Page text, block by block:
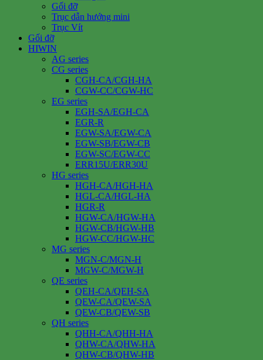
Gối đỡ
Trục dẫn hướng mini
Trục Vít
Gối đỡ
HIWIN
AG series
CG series
CGH-CA/CGH-HA
CGW-CC/CGW-HC
EG series
EGH-SA/EGH-CA
EGR-R
EGW-SA/EGW-CA
EGW-SB/EGW-CB
EGW-SC/EGW-CC
ERR15U/ERR30U
HG series
HGH-CA/HGH-HA
HGL-CA/HGL-HA
HGR-R
HGW-CA/HGW-HA
HGW-CB/HGW-HB
HGW-CC/HGW-HC
MG series
MGN-C/MGN-H
MGW-C/MGW-H
QE series
QEH-CA/QEH-SA
QEW-CA/QEW-SA
QEW-CB/QEW-SB
QH series
QHH-CA/QHH-HA
QHW-CA/QHW-HA
QHW-CB/QHW-HB